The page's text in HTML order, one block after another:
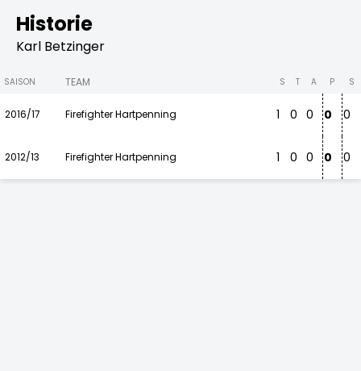
Historie
Karl Betzinger
SAISON TEAM S T A P S
2016/17 Firefighter Hartpenning 1 0 0 0 0
2012/13 Firefighter Hartpenning 1 0 0 0 0